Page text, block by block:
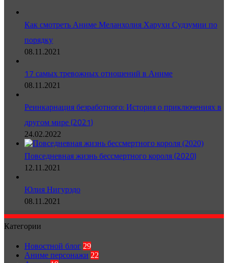
Как смотреть Аниме Меланхолия Харухи Судзумии по
порядку
08.11.2021
17 самых тревожных отношений в Аниме
08.11.2021
Реинкарнация безработного: История о приключениях в
другом мире (2021)
24.02.2022
Повседневная жизнь бессмертного короля (2020)
12.11.2021
Юлия Нигурэдо
08.11.2021
Категории
Новостной блог 29
Аниме персонажи 22